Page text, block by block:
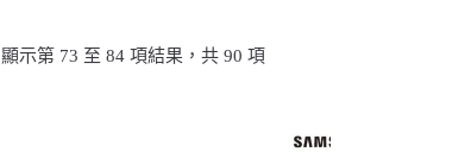
顯示第 73 至 84 項結果，共 90 項依